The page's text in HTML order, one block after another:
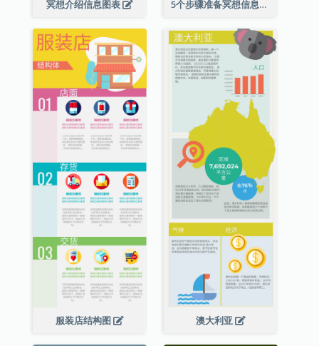
冥想介绍信息图表 5个步骤准备冥想信息图表
服装店结构图 澳大利亚